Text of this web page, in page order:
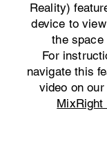
Reality)
device to
the space
For
navigate this
video on
MixRight